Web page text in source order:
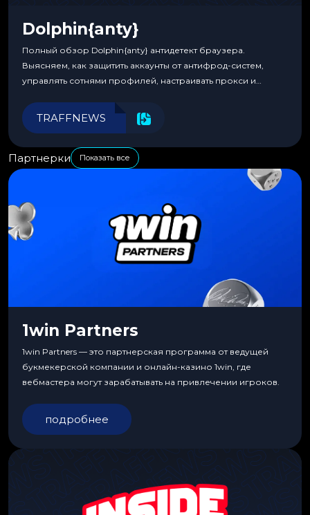
Dolphin{anty}
Полный обзор Dolphin{anty} антидетект браузера.
Выясняем, как защитить аккаунты от антифрод-систем,
управлять сотнями профилей, настраивать прокси и
эффективности.
TRAFFNEWS
Партнерки Показать все
1win Partners
1win Partners — это партнерская программа от ведущей
букмекерской компании и онлайн-казино 1win, где
вебмастера могут зарабатывать на привлечении игроков.
подробнее